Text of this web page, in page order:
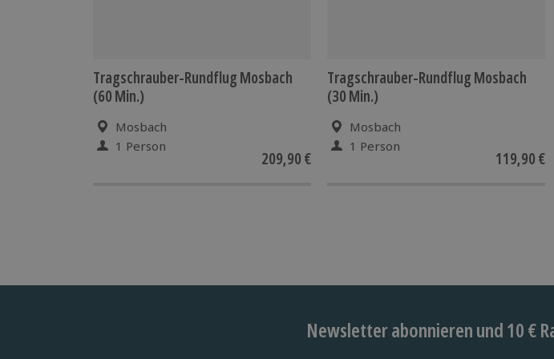
Tragschrauber-Rundflug Mosbach
(60 Min.)
Mosbach
1 Person
209,90 €
Tragschrauber-Rundflug Mosbach
(30 Min.)
Mosbach
1 Person
119,90 €
Newsletter abonnieren und 10 €